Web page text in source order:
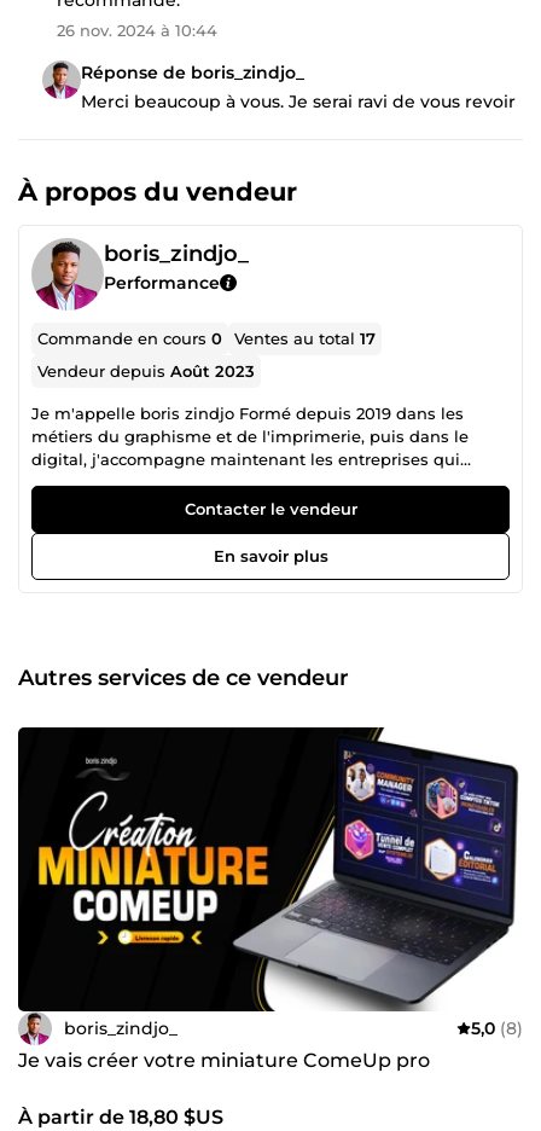
26 nov. 2024 à 10:44
Réponse de boris_zindjo_
Merci beaucoup à vous. Je serai ravi de vous revoir
À propos du vendeur
boris_zindjo_
Performance
Commande en cours0 Ventes au total17
Vendeur depuisAoût 2023
Je m'appelle boris zindjo Formé depuis 2019 dans les
métiers du graphisme et de l'imprimerie, puis dans le
digital, j'accompagne maintenant les entreprises qui
veulent renforcer leur identité et diffuser leur image. Parce
que votre entreprise est unique, je vous propose un
accompagnement et une conduite de vos projets sur-
mesure. Dans un environnement privilégiant l'échange, le
respect et l'ouverture d'esprit, nous créons ensemble
livre/roman/ebook, logo signature, identité visuelle, Tshirt,
réseaux sociaux, Votre entreprise mérite à être mise en
votre marché ? N'hésitez pas à me contacter. Au plaisir d
'échanger sur votre projet !
Contacter le vendeur
En savoir plus
Autres services de ce vendeur
boris_zindjo_ 5,0 (8)
Je vais créer votre miniature ComeUp pro
À partir de 18,80 $US